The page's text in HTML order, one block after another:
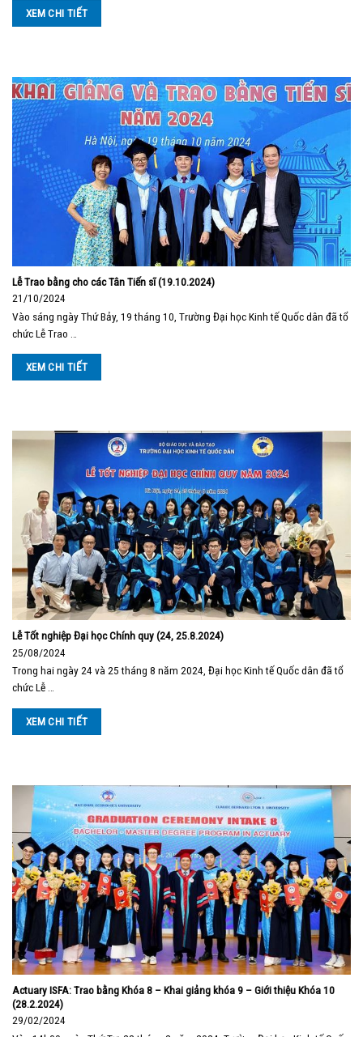
XEM CHI TIẾT
Lễ Trao bằng cho các Tân Tiến sĩ (19.10.2024)
21/10/2024
Vào sáng ngày Thứ Bảy, 19 tháng 10, Trường Đại học Kinh tế Quốc dân đã tổ
chức Lễ Trao …
XEM CHI TIẾT
Lễ Tốt nghiệp Đại học Chính quy (24, 25.8.2024)
25/08/2024
Trong hai ngày 24 và 25 tháng 8 năm 2024, Đại học Kinh tế Quốc dân đã tổ
chức Lễ …
XEM CHI TIẾT
Actuary ISFA: Trao bằng Khóa 8 – Khai giảng khóa 9 – Giới thiệu Khóa 10
(28.2.2024)
29/02/2024